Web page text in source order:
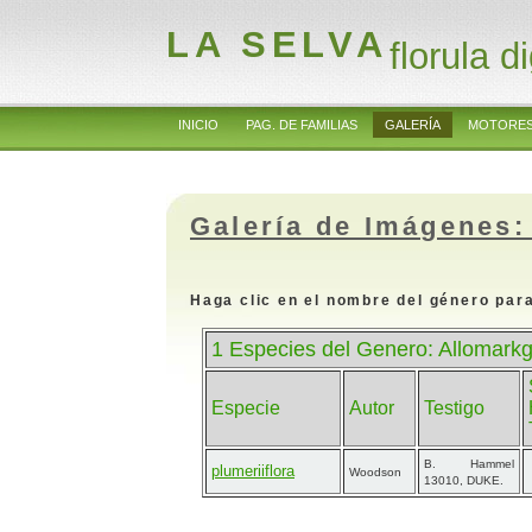
LA SELVAflorula
INICIO PAG. DE FAMILIAS GALERÍA
Galería de
Haga clic en el nombre del género
1 Especies del Genero:
Especie Autor Testigo
plumeriiflora Woodson
B. Hammel
13010, DUKE.